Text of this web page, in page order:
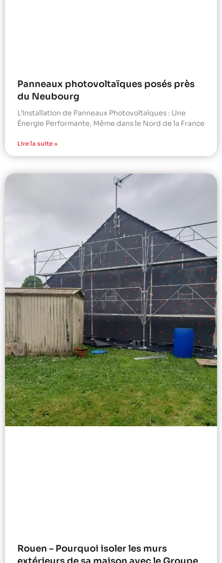
Panneaux photovoltaïques posés près
du Neubourg
L’Installation de Panneaux Photovoltaïques : Une
Énergie Performante, Même dans le Nord de la France
Lire la suite »
Rouen – Pourquoi isoler les murs
extérieurs de sa maison avec le Groupe